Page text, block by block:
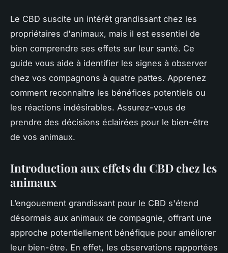
Le CBD suscite un intérêt grandissant chez les
propriétaires d'animaux, mais il est essentiel de
bien comprendre ses effets sur leur santé. Ce
guide vous aide à identifier les signes à observer
chez vos compagnons à quatre pattes. Apprenez
comment reconnaître les bénéfices potentiels ou
les réactions indésirables. Assurez-vous de
prendre des décisions éclairées pour le bien-être
de vos animaux.
Introduction aux effets du CBD chez les
animaux
L’engouement grandissant pour le CBD s'étend
désormais aux animaux de compagnie, offrant une
approche potentiellement bénéfique pour améliorer
leur bien-être. En effet, les observations rapportées